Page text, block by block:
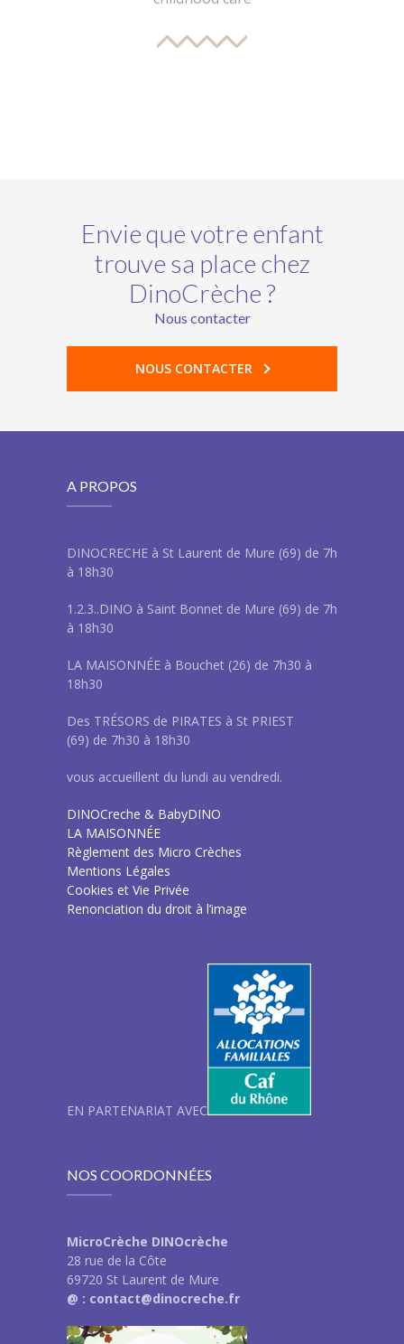
Envie que votre enfant
trouve sa place chez
DinoCrèche ?
Nous contacter
NOUS CONTACTER
A PROPOS
DINOCRECHE à St Laurent de Mure (69) de 7h
à 18h30
1.2.3..DINO à Saint Bonnet de Mure (69) de 7h
à 18h30
LA MAISONNÉE à Bouchet (26) de 7h30 à
18h30
Des TRÉSORS de PIRATES à St PRIEST
(69) de 7h30 à 18h30
vous accueillent du lundi au vendredi.
DINOCreche & BabyDINO
LA MAISONNÉE
Règlement des Micro Crèches
Mentions Légales
Cookies et Vie Privée
Renonciation du droit à l’image
EN PARTENARIAT AVEC
NOS COORDONNÉES
MicroCrèche DINOcrèche
28 rue de la Côte
69720 St Laurent de Mure
@ : contact@dinocreche.fr